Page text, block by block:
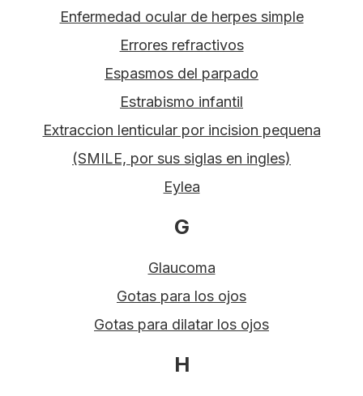
Enfermedad ocular de herpes simple
Errores refractivos
Espasmos del parpado
Estrabismo infantil
Extraccion lenticular por incision pequena
(SMILE, por sus siglas en ingles)
Eylea
G
Glaucoma
Gotas para los ojos
Gotas para dilatar los ojos
H